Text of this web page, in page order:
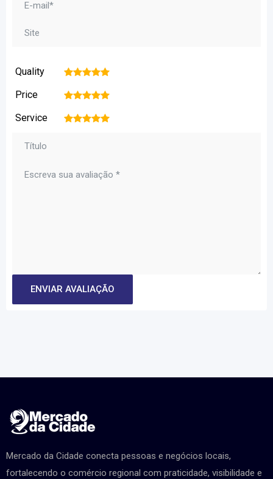
Quality 5
4
3
2
Price 5
4
3
2
Service 5
4
3
2
Mercado da Cidade conecta pessoas e negócios locais,
fortalecendo o comércio regional com praticidade, visibilidade e